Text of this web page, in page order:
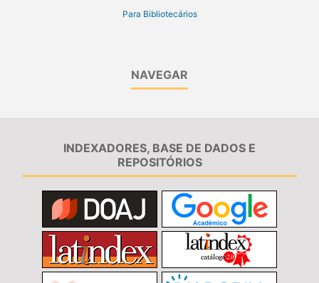
Para Bibliotecários
NAVEGAR
INDEXADORES, BASE DE DADOS E
REPOSITÓRIOS